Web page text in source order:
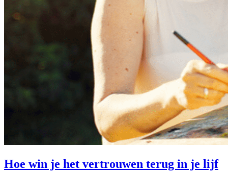
Hoe win je het vertrouwen terug in je lijf